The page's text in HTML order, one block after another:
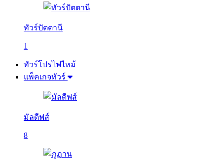
ทัวร์ปัตตานี
1
ทัวร์โปรไฟไหม้
แพ็คเกจทัวร์
มัลดีฟส์
8